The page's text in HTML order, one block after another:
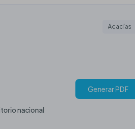
Acacías
Generar PDF
nacional